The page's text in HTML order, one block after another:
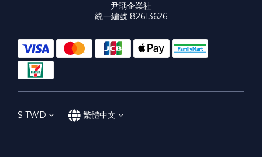
尹瑀企業社
統一編號 82613626
$ TWD 繁體中文